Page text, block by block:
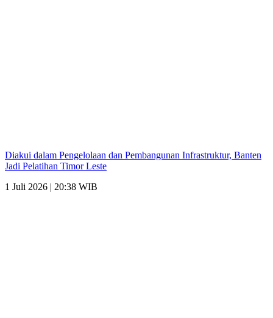
Diakui dalam Pengelolaan dan Pembangunan Infrastruktur, Banten
Jadi Pelatihan Timor Leste
1 Juli 2026 | 20:38 WIB